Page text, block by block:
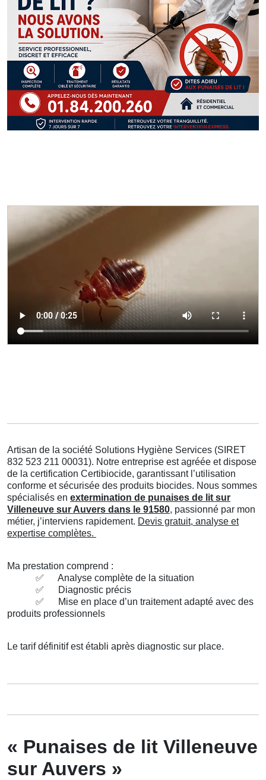
Artisan de la société Solutions Hygiène Services (SIRET
832 523 211 00031). Notre entreprise est agréée et dispose
de la certification Certibiocide, garantissant l’utilisation
conforme et sécurisée des produits biocides. Nous sommes
spécialisés en extermination de punaises de lit sur
Villeneuve sur Auvers dans le 91580, passionné par mon
métier, j’interviens rapidement. Devis gratuit, analyse et
expertise complètes.
Ma prestation comprend :
✅
Analyse complète de la situation
✅
Diagnostic précis
✅
Mise en place d’un traitement adapté avec des
produits professionnels
Le tarif définitif est établi après diagnostic sur place.
« Punaises de lit Villeneuve
sur Auvers »